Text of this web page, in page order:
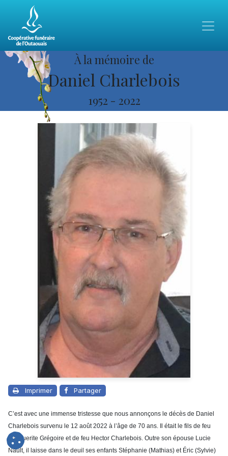
À la mémoire de
Daniel Charlebois
1952 - 2022
Imprimer Partager
C’est avec une immense tristesse que nous annonçons le décès de Daniel
Charlebois survenu le 12 août 2022 à l’âge de 70 ans. Il était le fils de feu
Marguerite Grégoire et de feu Hector Charlebois. Outre son épouse Lucie
Nault, il laisse dans le deuil ses enfants Stéphanie (Mathias) et Éric (Sylvie)